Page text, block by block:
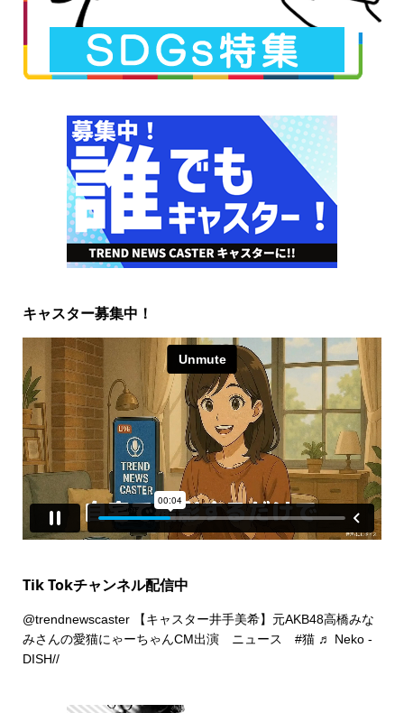
キャスター募集中！
Tik Tokチャンネル配信中
@trendnewscaster【キャスター井手美希】元AKB48高橋みな
みさんの愛猫にゃーちゃんCM出演 ニュース #猫 ♬ Neko -
DISH//